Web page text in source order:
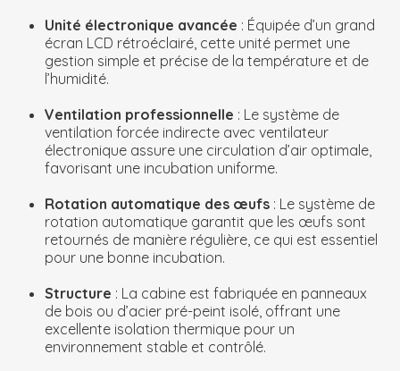
Unité électronique avancée : Équipée d’un grand
écran LCD rétroéclairé, cette unité permet une
gestion simple et précise de la température et de
l’humidité.
Ventilation professionnelle : Le système de
ventilation forcée indirecte avec ventilateur
électronique assure une circulation d’air optimale,
favorisant une incubation uniforme.
Rotation automatique des œufs : Le système de
rotation automatique garantit que les œufs sont
retournés de manière régulière, ce qui est essentiel
pour une bonne incubation.
Structure : La cabine est fabriquée en panneaux
de bois ou d’acier pré-peint isolé, offrant une
excellente isolation thermique pour un
environnement stable et contrôlé.